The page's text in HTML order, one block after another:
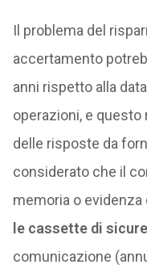
Il problema del
accertamento
anni rispetto alla
operazioni, e
delle risposte da
considerato che il
memoria o
le cassette di
comunicazione